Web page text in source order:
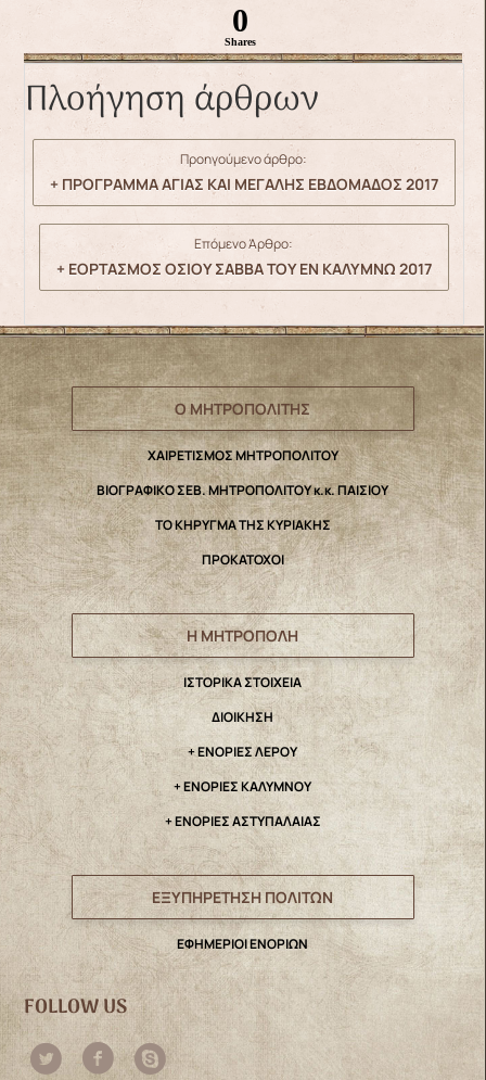
0
Shares
Πλοήγηση άρθρων
Προηγούμενο άρθρο:
+ ΠΡΟΓΡΑΜΜΑ ΑΓΙΑΣ ΚΑΙ ΜΕΓΑΛΗΣ ΕΒΔΟΜΑΔΟΣ 2017
Επόμενο Άρθρο:
+ ΕΟΡΤΑΣΜΟΣ ΟΣΙΟΥ ΣΑΒΒΑ ΤΟΥ ΕΝ ΚΑΛΥΜΝΩ 2017
Ο ΜΗΤΡΟΠΟΛΙΤΗΣ
ΧΑΙΡΕΤΙΣΜΟΣ ΜΗΤΡΟΠΟΛΙΤΟΥ
ΒΙΟΓΡΑΦΙΚΟ ΣΕΒ. ΜΗΤΡΟΠΟΛΙΤΟΥ κ.κ. ΠΑΙΣΙΟΥ
ΤΟ ΚΗΡΥΓΜΑ ΤΗΣ ΚΥΡΙΑΚΗΣ
ΠΡΟΚΑΤΟΧΟΙ
Η ΜΗΤΡΟΠΟΛΗ
IΣΤΟΡΙΚΑ ΣΤΟΙΧΕΙΑ
ΔΙΟΙΚΗΣΗ
+ ΕΝΟΡΙΕΣ ΛΕΡΟΥ
+ ΕΝΟΡΙΕΣ ΚΑΛΥΜΝΟΥ
+ ΕΝΟΡΙΕΣ ΑΣΤΥΠΑΛΑΙΑΣ
ΕΞΥΠΗΡΕΤΗΣΗ ΠΟΛΙΤΩΝ
ΕΦΗΜΕΡΙΟΙ ΕΝΟΡΙΩΝ
FOLLOW US